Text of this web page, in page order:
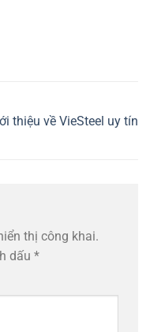
thiệu về VieSteel uy tín
thị công khai.
dấu *